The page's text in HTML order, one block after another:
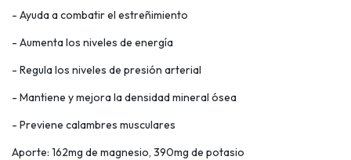
- Ayuda a combatir el estreñimiento
- Aumenta los niveles de energía
- Regula los niveles de presión arterial
- Mantiene y mejora la densidad mineral ósea
- Previene calambres musculares
Aporte: 162mg de magnesio, 390mg de potasio